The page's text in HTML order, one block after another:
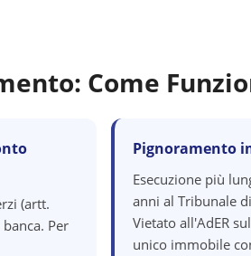
Come
(artt.
Per
Pignoramento
Esecuzione più
anni al Tribunale
Vietato all'AdER
unico immobile